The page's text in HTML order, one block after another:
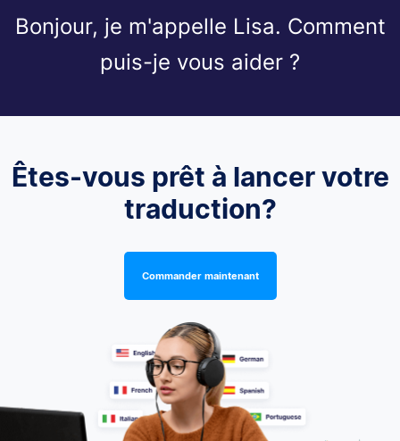
Bonjour, je m'appelle Lisa. Comment
puis-je vous aider ?
Êtes-vous prêt à lancer votre
traduction?
Commander maintenant